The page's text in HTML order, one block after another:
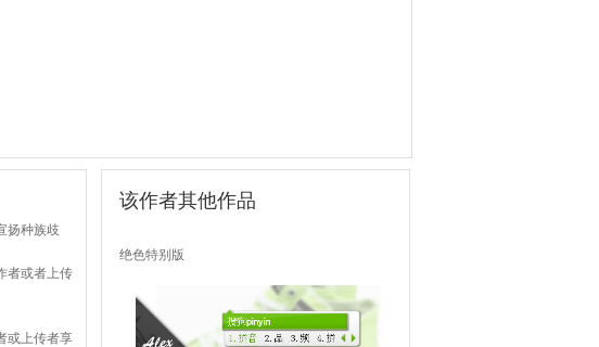
扬种族歧
者或者上传
或上传者享
该作者其他作品
绝色特别版